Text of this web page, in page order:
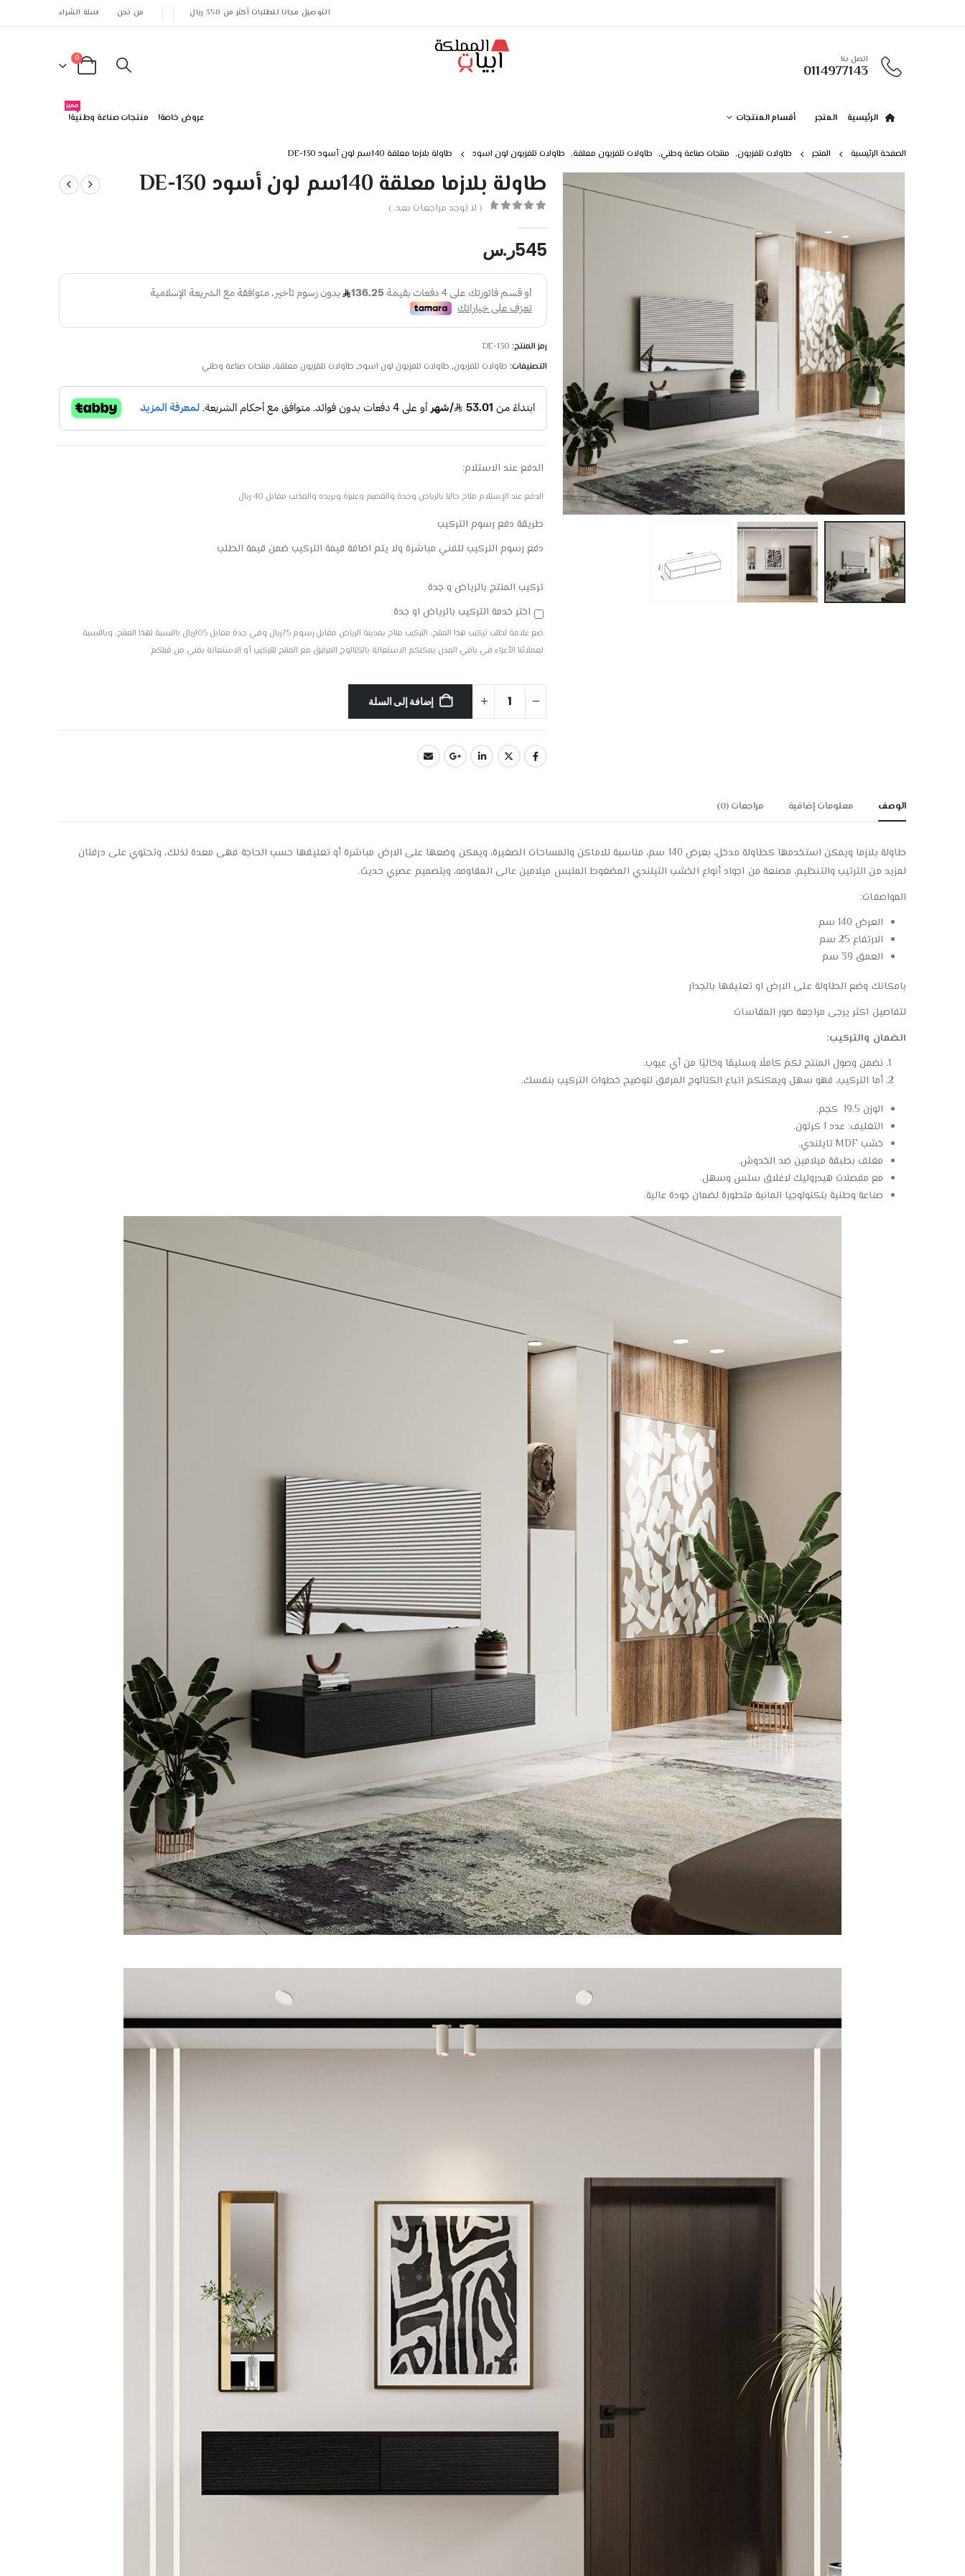
التوصيل مجانا للطلبات أكثر من 350 ريال من نحن سلة الشراء
اتصل بنا
0114977143
0
الرئيسية المتجر أقسام المنتجات عروض خاصة! منتجات صناعة وطنية!
مميز
الصفحة الرئيسية المتجر طاولات تلفزيون, منتجات صناعة وطني, طاولات تلفزيون معلقة, طاولات تلفزيون لون اسود طاولة بلازما معلقة 140سم لون أسود DE-130
طاولة بلازما معلقة 140سم لون أسود DE-130
( لا توجد مراجعات بعد. )
545ر.س
رمز المنتج: DE-130
التصنيفات: طاولات تلفزيون, طاولات تلفزيون لون اسود, طاولات تلفزيون معلقة, منتجات صناعة وطني
الدفع عند الاستلام:
الدفع عند الإستلام متاح حاليا بالرياض وجدة والقصيم وعنيزة وبريده والمذنب مقابل 40 ريال
طريقة دفع رسوم التركيب
دفع رسوم التركيب للفني مباشرة ولا يتم اضافة قيمة التركيب ضمن قيمة الطلب
تركيب المنتج بالرياض و جدة
اختر خدمة التركيب بالرياض او جدة
ضع علامة لطلب تركيب هذا المنتج، التركيب متاح بمدينة الرياض مقابل رسوم 75ريال وفي جدة مقابل 105ريال بالنسبة لهذا المنتج، وبالنسبة
لعملائنا الأعزاء في باقي المدن يمكنكم الاستعانة بالكتالوج المرفق مع المنتج للتركيب أو الاستعانة بفني من قبلكم
إضافة إلى السلة
الوصف معلومات إضافية مراجعات (0)
طاولة بلازما ويمكن استخدمها كطاولة مدخل، بعرض 140 سم، مناسبة للاماكن والمساحات الصغيرة، ويمكن وضعها على الارض مباشرة أو تعليقها حسب الحاجة فهى معدة لذلك، وتحتوي على درفتان
لمزيد من الترتيب والتنظيم، مصنعة من اجواد أنواع الخشب التيلندي المضغوط الملبس ميلامين عالى المقاومه، وبتصميم عصري حديث.
المواصفات:
العرض 140 سم
الارتفاع 25 سم
العمق 39 سم
بامكانك وضع الطاولة على الارض او تعليقها بالجدار
لتفاصيل اكثر يرجى مراجعة صور المقاسات
الضمان والتركيب:
نضمن وصول المنتج لكم كاملًا وسليمًا وخاليًا من أي عيوب.
أما التركيب، فهو سهل ويمكنكم اتباع الكتالوج المرفق لتوضيح خطوات التركيب بنفسك.
الوزن 19.5 كجم.
التغليف: عدد 1 كرتون.
خشب MDF تايلندي.
مغلف بطبقة ميلامين ضد الخدوش.
مع مفصلات هيدروليك لاغلاق سلس وسهل.
صناعة وطنية بتكنولوجيا المانية متطورة لضمان جودة عالية.